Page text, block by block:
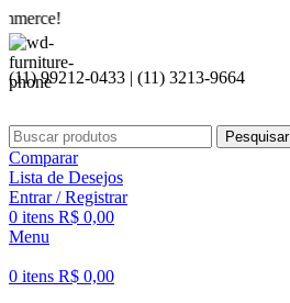
(11) 99212-0433 | (11) 3213-9664
Pesquisar
Comparar
Lista de Desejos
Entrar / Registrar
0 itens R$ 0,00
Menu
0 itens R$ 0,00